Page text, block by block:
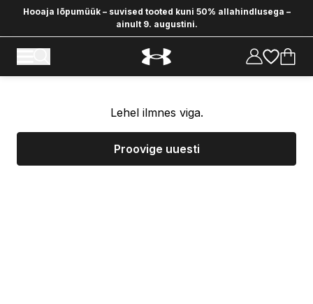
Hooaja lõpumüük – suvised tooted kuni 50% allahindlusega –
ainult 9. augustini.
Lehel ilmnes viga.
Proovige uuesti